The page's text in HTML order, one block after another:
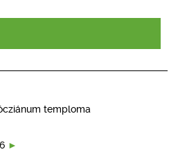
temploma